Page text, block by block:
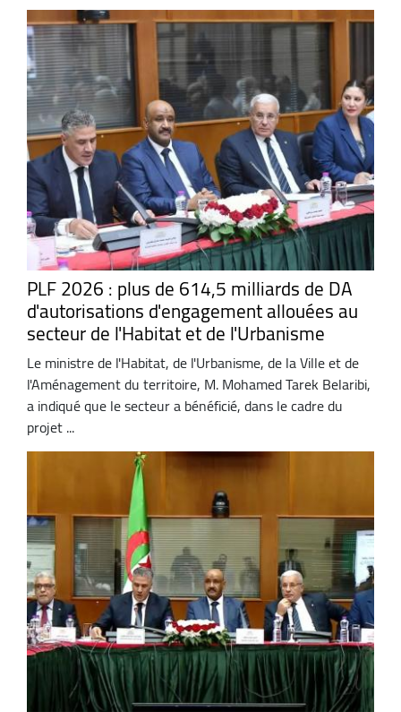
PLF 2026 : plus de 614,5 milliards de DA
d'autorisations d'engagement allouées au
secteur de l'Habitat et de l'Urbanisme
Le ministre de l'Habitat, de l'Urbanisme, de la Ville et de
l'Aménagement du territoire, M. Mohamed Tarek Belaribi,
a indiqué que le secteur a bénéficié, dans le cadre du
projet ...